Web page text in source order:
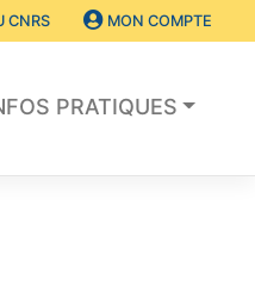
CNRS MON COMPTE
PRATIQUES